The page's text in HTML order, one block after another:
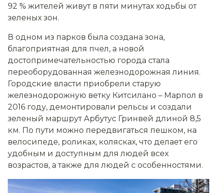
92 % жителей живут в пяти минутах ходьбы от
зеленых зон.
В одном из парков была создана зона,
благоприятная для пчел, а новой
достопримечательностью города стала
переоборудованная железнодорожная линия.
Городские власти приобрели старую
железнодорожную ветку Китсилано – Марпол в
2016 году, демонтировали рельсы и создали
зеленый маршрут Арбутус Гринвей длиной 8,5
км. По пути можно передвигаться пешком, на
велосипеде, роликах, колясках, что делает его
удобным и доступным для людей всех
возрастов, а также для людей с особенностями.